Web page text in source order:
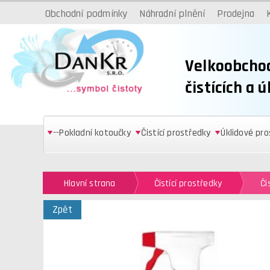
Obchodní podmínky Náhradní plnění Prodejna
čistících a
--Pokladní kotoučky Čistící prostředky Úklidové
Hlavní strana Čistící prostředky
Zpět